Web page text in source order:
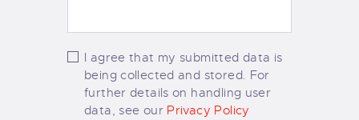
I agree that my submitted data is
being collected and stored. For
further details on handling user
data, see our Privacy Policy